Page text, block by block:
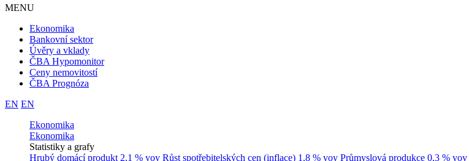
MENU
Ekonomika
Bankovní sektor
Úvěry a vklady
ČBA Hypomonitor
Ceny nemovitostí
ČBA Prognóza
EN EN
Ekonomika
Ekonomika
Statistiky a grafy
Hrubý domácí produkt 2,1 % yoy Růst spotřebitelských cen (inflace) 1,8 % yoy Průmyslová produkce 0,3 % yoy